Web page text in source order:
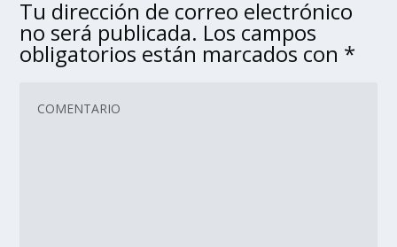
Tu dirección de correo electrónico
no será publicada. Los campos
obligatorios están marcados con *